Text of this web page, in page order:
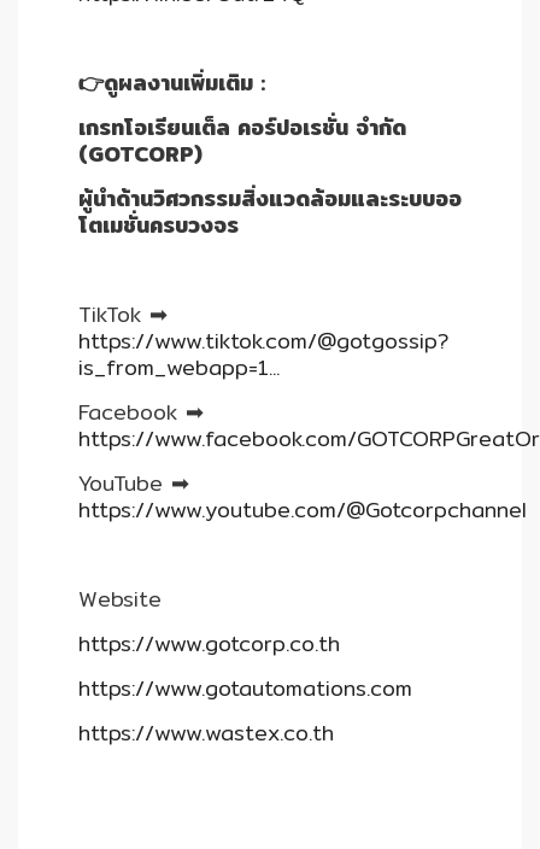
👉ดูผลงานเพิ่มเติม :
เกรทโอเรียนเต็ล คอร์ปอเรชั่น จำกัด
(GOTCORP)
ผู้นำด้านวิศวกรรมสิ่งแวดล้อมและระบบออ
โตเมชั่นครบวงจร
TikTok ➡︎
https://www.tiktok.com/@gotgossip?
is_from_webapp=1...
Facebook ➡︎
https://www.facebook.com/
YouTube ➡︎
https://www.youtube.com/@Gotcorpchannel
Website
https://www.gotcorp.co.th
https://www.gotautomations.com
https://www.wastex.co.th